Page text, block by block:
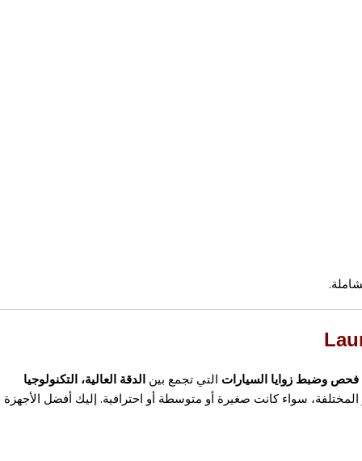
فحص وضبط زوايا السيارات التي تجمع بينالدقة العالية، التكنولوجيا
سواء كانت صغيرة أو متوسطة أو احترافية. إليك أفضل الأجهزة